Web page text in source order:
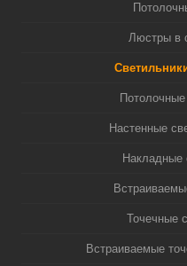
Люстры в
Настенные
Накладные
Точечные
Встраиваемые